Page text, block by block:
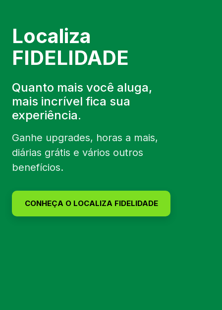
Localiza
FIDELIDADE
Quanto mais você aluga,
mais incrível fica sua
experiência.
Ganhe upgrades, horas a mais,
diárias grátis e vários outros
benefícios.
CONHEÇA O LOCALIZA FIDELIDADE